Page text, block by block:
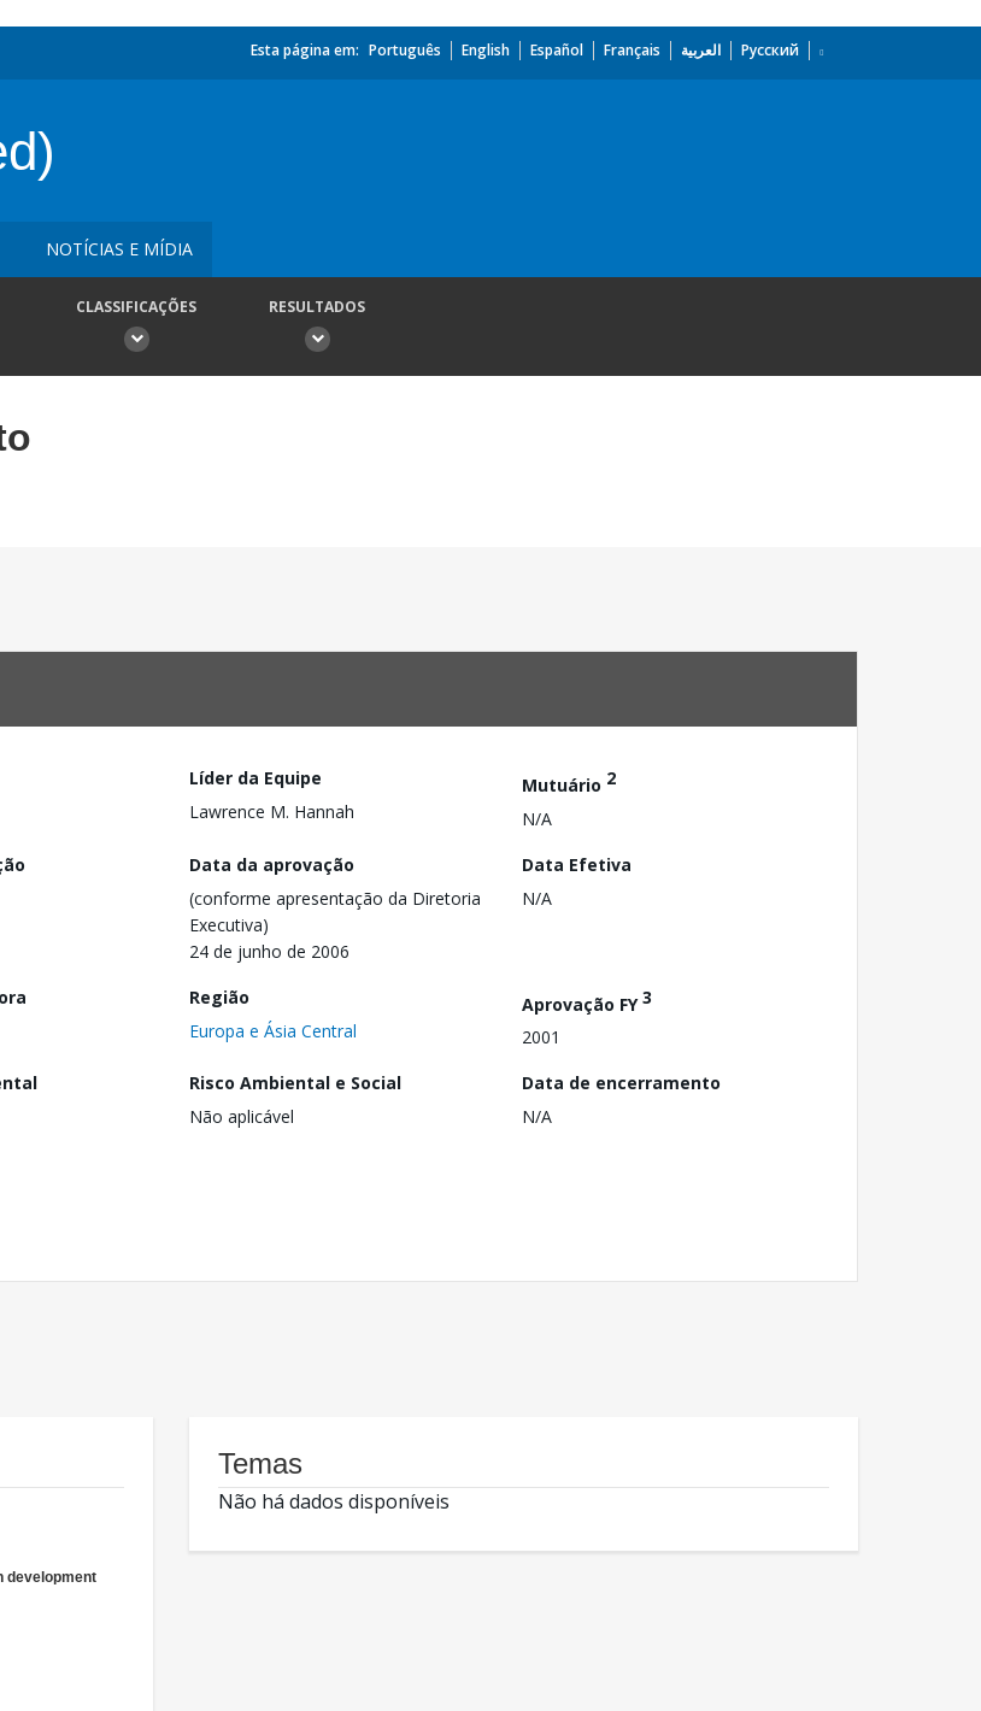
Esta página em: Português English Español Français العربية Русский
NOTÍCIAS E MÍDIA
CLASSIFICAÇÕES RESULTADOS
Líder da Equipe
Lawrence M. Hannah
Mutuário 2
N/A
Data da aprovação
(conforme apresentação da Diretoria
Executiva)
24 de junho de 2006
Data Efetiva
N/A
Região
Europa e Ásia Central
Aprovação FY3
2001
Risco Ambiental e Social
Não aplicável
Data de encerramento
N/A
development
Temas
Não há dados disponíveis